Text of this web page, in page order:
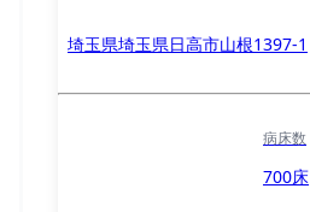
埼玉県埼玉県日高市山根1397-1
病床数
700床